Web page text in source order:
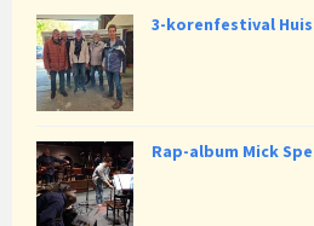
3-korenfestival Huis
Rap-album Mick